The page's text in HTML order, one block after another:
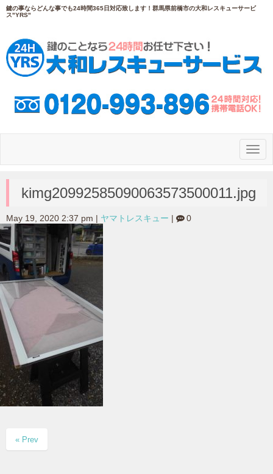
鍵の事ならどんな事でも24時間365日対応致します！群馬県前橋市の大和レスキューサービ
ス"YRS"
N
a
g
a
kimg20992585090063573500011.jpg
May 19, 2020 2:37 pm ヤマトレスキュー 0
« Prev